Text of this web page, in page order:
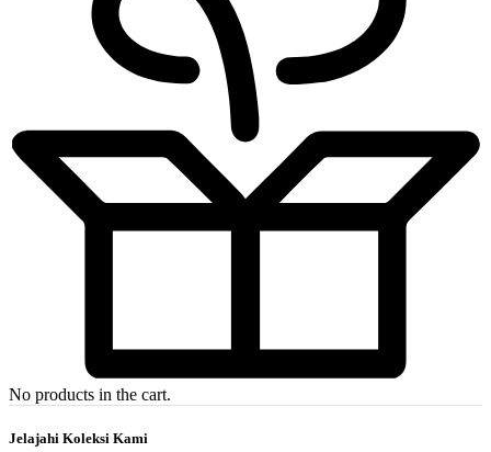
No products in the cart.
Jelajahi Koleksi Kami